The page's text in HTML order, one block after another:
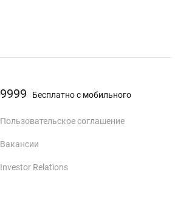
9999 Бесплатно с мобильного
Пользовательское соглашение
Вакансии
Investor Relations